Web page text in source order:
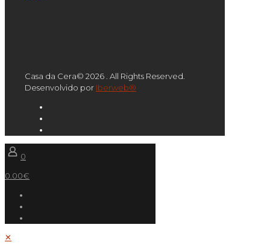
Casa da Cera© 2026 . All Rights Reserved.
Desenvolvido por Iberweb®
0
0.00€
✕